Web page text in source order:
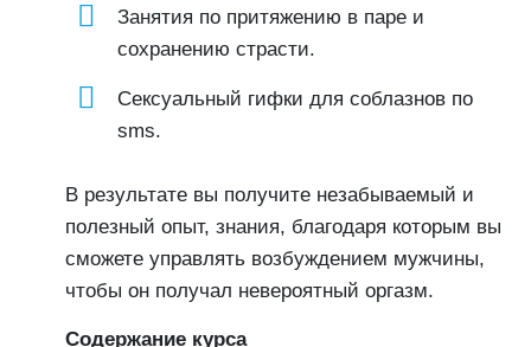
Занятия по притяжению в паре и
сохранению страсти.
Сексуальный гифки для соблазнов по
sms.
В результате вы получите незабываемый и
полезный опыт, знания, благодаря которым вы
сможете управлять возбуждением мужчины,
чтобы он получал невероятный оргазм.
Содержание курса